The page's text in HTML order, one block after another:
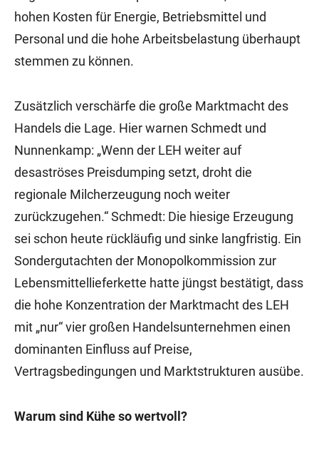
hohen Kosten für Energie, Betriebsmittel und
Personal und die hohe Arbeitsbelastung überhaupt
stemmen zu können.
Zusätzlich verschärfe die große Marktmacht des
Handels die Lage. Hier warnen Schmedt und
Nunnenkamp: „Wenn der LEH weiter auf
desaströses Preisdumping setzt, droht die
regionale Milcherzeugung noch weiter
zurückzugehen.“ Schmedt: Die hiesige Erzeugung
sei schon heute rückläufig und sinke langfristig. Ein
Sondergutachten der Monopolkommission zur
Lebensmittellieferkette hatte jüngst bestätigt, dass
die hohe Konzentration der Marktmacht des LEH
mit „nur“ vier großen Handelsunternehmen einen
dominanten Einfluss auf Preise,
Vertragsbedingungen und Marktstrukturen ausübe.
Warum sind Kühe so wertvoll?